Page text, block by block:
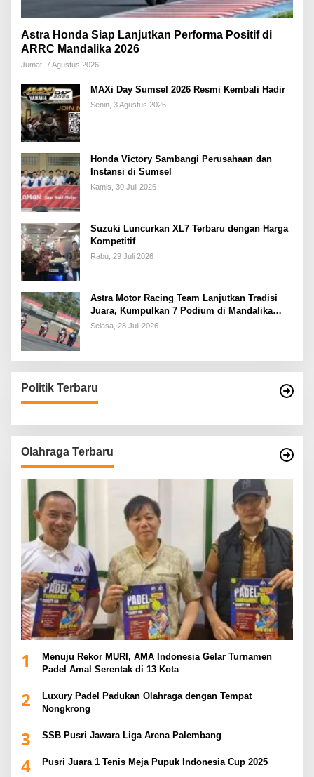
Astra Honda Siap Lanjutkan Performa Positif di
ARRC Mandalika 2026
Jumat, 7 Agustus 2026
MAXi Day Sumsel 2026 Resmi Kembali Hadir
Senin, 3 Agustus 2026
Honda Victory Sambangi Perusahaan dan
Instansi di Sumsel
Kamis, 30 Juli 2026
Suzuki Luncurkan XL7 Terbaru dengan Harga
Kompetitif
Rabu, 29 Juli 2026
Astra Motor Racing Team Lanjutkan Tradisi
Juara, Kumpulkan 7 Podium di Mandalika
Racing Series Putaran ke 3
Selasa, 28 Juli 2026
Politik Terbaru
Olahraga Terbaru
1
Menuju Rekor MURI, AMA Indonesia Gelar Turnamen
Padel Amal Serentak di 13 Kota
2
Luxury Padel Padukan Olahraga dengan Tempat
Nongkrong
3 SSB Pusri Jawara Liga Arena Palembang
4 Pusri Juara 1 Tenis Meja Pupuk Indonesia Cup 2025